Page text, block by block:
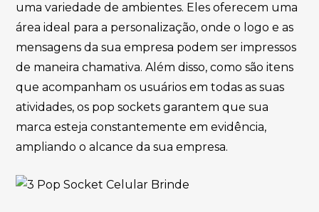
uma variedade de ambientes. Eles oferecem uma
área ideal para a personalização, onde o logo e as
mensagens da sua empresa podem ser impressos
de maneira chamativa. Além disso, como são itens
que acompanham os usuários em todas as suas
atividades, os pop sockets garantem que sua
marca esteja constantemente em evidência,
ampliando o alcance da sua empresa.